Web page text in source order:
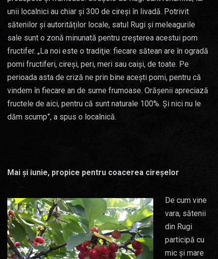
unii localnici au chiar și 300 de cireși în livadă. Potrivit
sătenilor și autorităților locale, satul Rugi și meleagurile
sale sunt o zonă minunată pentru creșterea acestui pom
fructifer. „La noi este o tradiţie: fiecare sătean are în ogradă
pomi fructiferi, cireşi, peri, meri sau caişi, de toate. Pe
perioada asta de criză ne prin bine aceşti pomi, pentru că
vindem în fiecare an de sume frumoase. Orăşenii apreciază
fructele de aici, pentru că sunt naturale 100%. Şi nici nu le
dăm scump”, a spus o localnică.
Mai și iunie, propice pentru coacerea cireșelor
De cum vine
vara, sătenii
din Rugi
participă cu
mic şi mare